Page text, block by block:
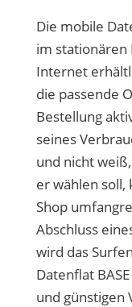
Die mobile
im stationären
Internet
die passende
Bestellung
seines
und nicht
er wählen soll,
Shop
Abschluss
wird das
Datenflat
und günstigen